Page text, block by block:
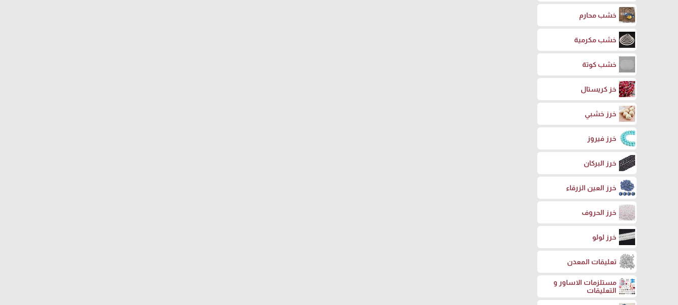
خشب محارم
خشب مكرمية
خشب كوتة
خز كريستال
خرز خشبي
خرز فيروز
خرز البركان
خرز العين الزرقاء
خرز الحروف
خرز لولو
تعليقات المعدن
مستلزمات الاساور و
التعليقات